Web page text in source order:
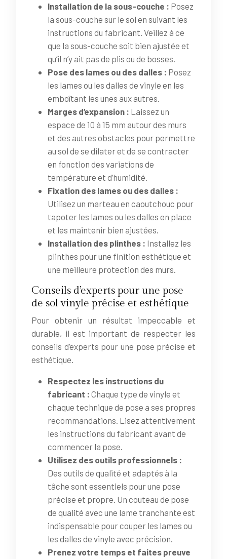
Installation de la sous-couche : Posez
la sous-couche sur le sol en suivant les
instructions du fabricant. Veillez à ce
que la sous-couche soit bien ajustée et
qu’il n’y ait pas de plis ou de bosses.
Pose des lames ou des dalles : Posez
les lames ou les dalles de vinyle en les
emboîtant les unes aux autres.
Marges d’expansion : Laissez un
espace de 10 à 15 mm autour des murs
et des autres obstacles pour permettre
au sol de se dilater et de se contracter
en fonction des variations de
température et d’humidité.
Fixation des lames ou des dalles :
Utilisez un marteau en caoutchouc pour
tapoter les lames ou les dalles en place
et les maintenir bien ajustées.
Installation des plinthes : Installez les
plinthes pour une finition esthétique et
une meilleure protection des murs.
Conseils d’experts pour une pose
de sol vinyle précise et esthétique
Pour obtenir un résultat impeccable et
durable, il est important de respecter les
conseils d’experts pour une pose précise et
esthétique.
Respectez les instructions du
fabricant : Chaque type de vinyle et
chaque technique de pose a ses propres
recommandations. Lisez attentivement
les instructions du fabricant avant de
commencer la pose.
Utilisez des outils professionnels :
Des outils de qualité et adaptés à la
tâche sont essentiels pour une pose
précise et propre. Un couteau de pose
de qualité avec une lame tranchante est
indispensable pour couper les lames ou
les dalles de vinyle avec précision.
Prenez votre temps et faites preuve